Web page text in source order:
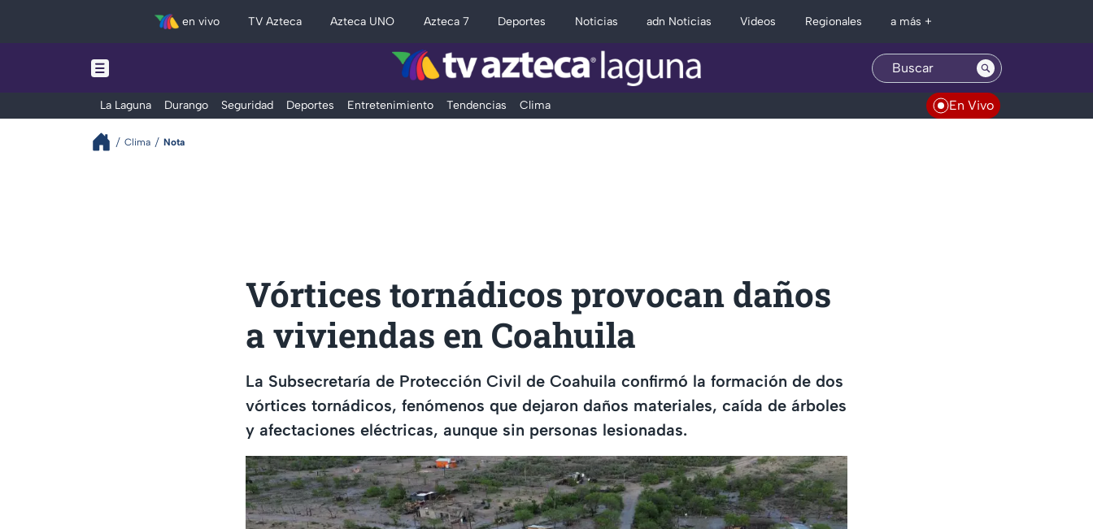
en vivo TV Azteca Azteca UNO Azteca 7 Deportes Noticias adn Noticias Videos Regionales a más +
La Laguna Durango Seguridad Deportes Entretenimiento Tendencias Clima En Vivo
Clima Nota
Vórtices tornádicos provocan daños
a viviendas en Coahuila
La Subsecretaría de Protección Civil de Coahuila confirmó la formación de dos
vórtices tornádicos, fenómenos que dejaron daños materiales, caída de árboles
y afectaciones eléctricas, aunque sin personas lesionadas.